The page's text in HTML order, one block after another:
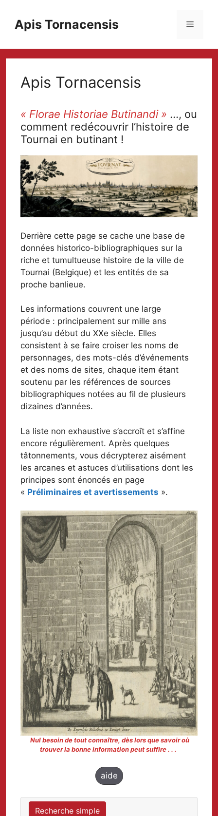
contenuApis Tornacensis Menu
Apis Tornacensis
« Florae Historiae Butinandi » …, ou
comment redécouvrir l’histoire de
Tournai en butinant !
Derrière cette page se cache une base de
données historico-bibliographiques sur la
riche et tumultueuse histoire de la ville de
Tournai (Belgique) et les entités de sa
proche banlieue.
Les informations couvrent une large
période : principalement sur mille ans
jusqu’au début du XXe siècle. Elles
consistent à se faire croiser les noms de
personnages, des mots-clés d’événements
et des noms de sites, chaque item étant
soutenu par les références de sources
bibliographiques notées au fil de plusieurs
dizaines d’années.
La liste non exhaustive s’accroît et s’affine
encore régulièrement. Après quelques
tâtonnements, vous décrypterez aisément
les arcanes et astuces d’utilisations dont les
principes sont énoncés en page
« Préliminaires et avertissements ».
Nul besoin de tout connaître, dès lors que savoir où
trouver la bonne information peut suffire . . .
aide
Recherche simple